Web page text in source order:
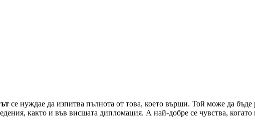
се нуждае да изпитва пълнота от това, което върши. Той може да бъде
както и във висшата дипломация. А най-добре се чувства,